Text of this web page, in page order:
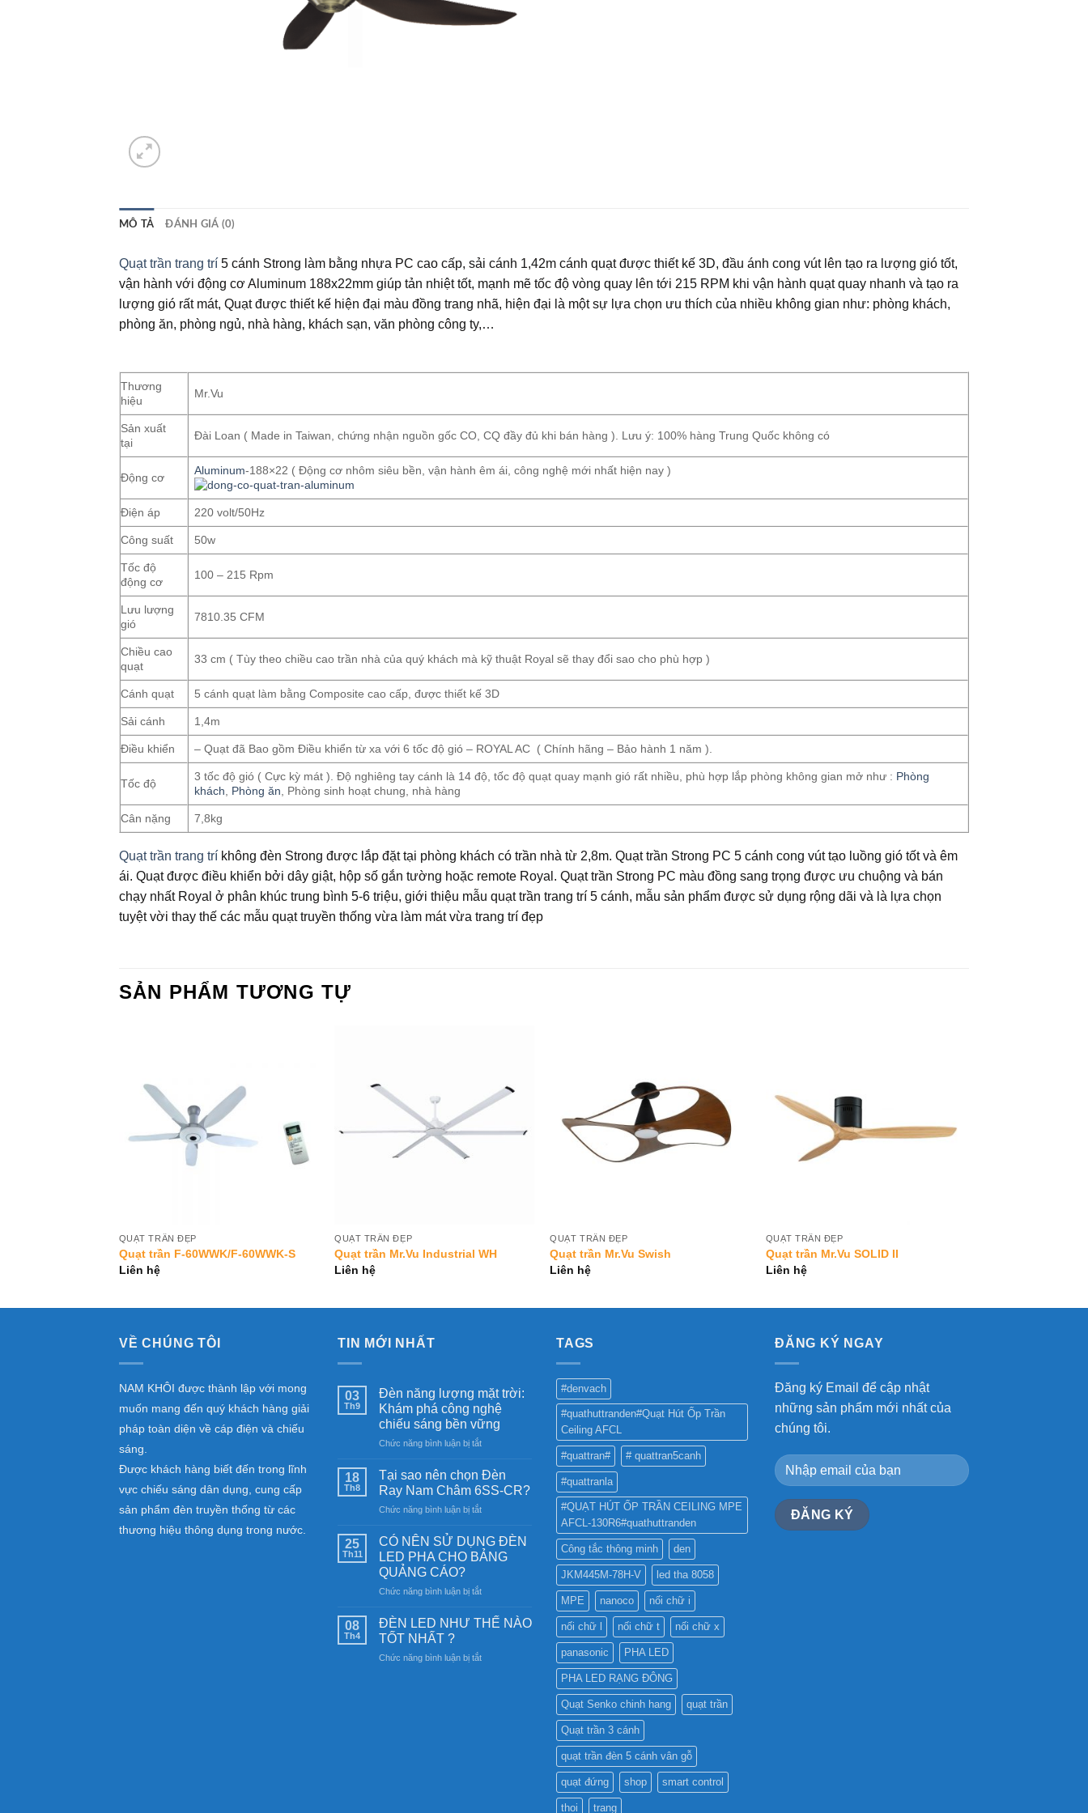
MÔ TẢ ĐÁNH GIÁ (0)
Quạt trần trang trí 5 cánh Strong làm bằng nhựa PC cao cấp, sải cánh 1,42m cánh quạt được thiết kế 3D, đầu ánh cong vút lên tạo ra lượng gió tốt,
vận hành với động cơ Aluminum 188x22mm giúp tản nhiệt tốt, mạnh mẽ tốc độ vòng quay lên tới 215 RPM khi vận hành quạt quay nhanh và tạo ra
lượng gió rất mát, Quạt được thiết kế hiện đại màu đồng trang nhã, hiện đại là một sự lựa chọn ưu thích của nhiều không gian như: phòng khách,
phòng ăn, phòng ngủ, nhà hàng, khách sạn, văn phòng công ty,…
Thương
hiệu
Mr.Vu
Sản xuất
tại
Đài Loan ( Made in Taiwan, chứng nhận nguồn gốc CO, CQ đầy đủ khi bán hàng ). Lưu ý: 100% hàng Trung Quốc không có
Động cơ
Aluminum-188×22 ( Động cơ nhôm siêu bền, vận hành êm ái, công nghệ mới nhất hiện nay )
Điện áp 220 volt/50Hz
Công suất 50w
Tốc độ
động cơ
100 – 215 Rpm
Lưu lượng
gió
7810.35 CFM
Chiều cao
quạt
33 cm ( Tùy theo chiều cao trần nhà của quý khách mà kỹ thuật Royal sẽ thay đổi sao cho phù hợp )
Cánh quạt 5 cánh quạt làm bằng Composite cao cấp, được thiết kế 3D
Sải cánh 1,4m
Điều khiển – Quạt đã Bao gồm Điều khiển từ xa với 6 tốc độ gió – ROYAL AC ( Chính hãng – Bảo hành 1 năm ).
Tốc độ
3 tốc độ gió ( Cực kỳ mát ). Độ nghiêng tay cánh là 14 độ, tốc độ quạt quay mạnh gió rất nhiều, phù hợp lắp phòng không gian mở như : Phòng
khách
Phòng ăn , Phòng sinh hoạt chung, nhà hàng
Cân nặng 7,8kg
Quạt trần trang trí không đèn Strong được lắp đặt tại phòng khách có trần nhà từ 2,8m. Quạt trần Strong PC 5 cánh cong vút tạo luồng gió tốt và êm
ái. Quạt được điều khiển bởi dây giật, hộp số gắn tường hoặc remote Royal. Quạt trần Strong PC màu đồng sang trọng được ưu chuộng và bán
chạy nhất Royal ở phân khúc trung bình 5-6 triệu, giới thiệu mẫu quạt trần trang trí 5 cánh, mẫu sản phẩm được sử dụng rộng dãi và là lựa chọn
tuyệt vời thay thế các mẫu quạt truyền thống vừa làm mát vừa trang trí đẹp
SẢN PHẨM TƯƠNG TỰ
QUẠT TRẦN ĐẸP
Quạt trần F-60WWK/F-60WWK-S
Liên hệ
QUẠT TRẦN ĐẸP
Quạt trần Mr.Vu Industrial WH
Liên hệ
QUẠT TRẦN ĐẸP
Quạt trần Mr.Vu Swish
Liên hệ
QUẠT TRẦN ĐẸP
Quạt trần Mr.Vu SOLID II
Liên hệ
VỀ CHÚNG TÔI
NAM KHÔI được thành lập với mong
muốn mang đến quý khách hàng giải
pháp toàn diện về cáp điện và chiếu
sáng.
Được khách hàng biết đến trong lĩnh
vực chiếu sáng dân dụng, cung cấp
sản phẩm đèn truyền thống từ các
thương hiệu thông dụng trong nước.
TIN MỚI NHẤT
03
Th9
Đèn năng lượng mặt trời:
Khám phá công nghệ
chiếu sáng bền vững
Chức năng bình luận bị tắtở
năng
lượng
mặt
trời:
phá
công
sáng
vững
18
Th8
Tại sao nên chọn Đèn
Ray Nam Châm 6SS-CR?
Chức năng bình luận bị tắtở
sao
nên
chọn
Ray
Châm
25
Th11
CÓ NÊN SỬ DỤNG ĐÈN
LED PHA CHO BẢNG
QUẢNG CÁO?
Chức năng bình luận bị tắtở
NÊN
ĐÈN
08
Th4
ĐÈN LED NHƯ THẾ NÀO
TỐT NHẤT ?
Chức năng bình luận bị tắtở
TAGS
#denvach
#quathuttranden#Quạt Hút Ốp Trần
Ceiling AFCL
#quattran# # quattran5canh
#quattranla
#QUẠT HÚT ỐP TRẦN CEILING MPE
AFCL-130R6#quathuttranden
Công tắc thông minh den
JKM445M-78H-V led tha 8058
MPE nanoco nối chữ i
nối chữ l nối chữ t nối chữ x
panasonic PHA LED
PHA LED RẠNG ĐÔNG
Quạt Senko chinh hang quạt trần
Quạt trần 3 cánh
quạt trần đèn 5 cánh vân gỗ
quạt đứng shop smart control
thoi trang
ĐĂNG KÝ NGAY
Đăng ký Email để cập nhật
những sản phẩm mới nhất của
chúng tôi.